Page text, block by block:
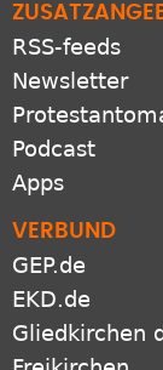
RSS-feeds
Newsletter
Podcast
Apps
VERBUND
GEP.de
EKD.de
Gliedkirchen